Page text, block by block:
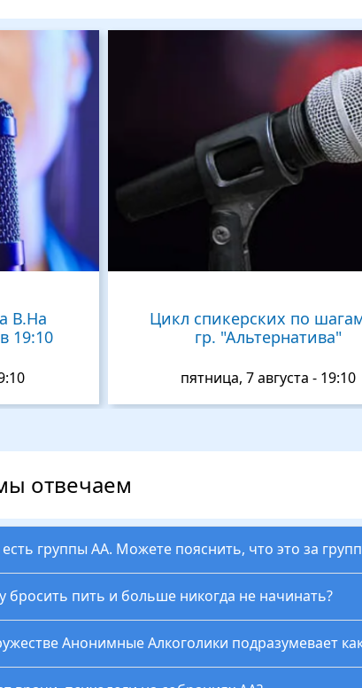
В.На
19:10
Цикл спикерских по
гр. "Альтернатива"
пятница, 7 августа - 19:10
отвечаем
группы АА. Можете пояснить, что это за
бросить пить и больше никогда не начинать?
Анонимные Алкоголики подразумевает